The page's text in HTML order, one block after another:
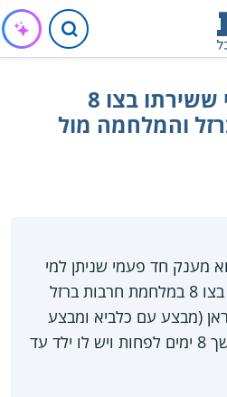
מענק משפחה למי ששירתו בצו 8
והמלחמה מול
מענק חד פעמי שניתן למי
ששירת במילואים בצו 8 במלחמת חרבות ברזל
(מבצע עם כלביא ומבצע
שאגת הארי), במשך 8 ימים לפחות ויש לו ילד עד